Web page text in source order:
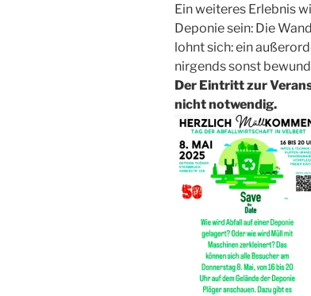
Ein weiteres Erlebnis
Deponie sein: Die
lohnt sich: ein
nirgends sonst
Der Eintritt zur
nicht notwendig.